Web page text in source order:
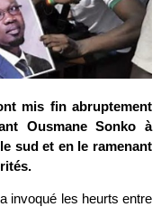
mis fin abruptement
Ousmane Sonko à
sud et en le ramenant
invoqué les heurts entre